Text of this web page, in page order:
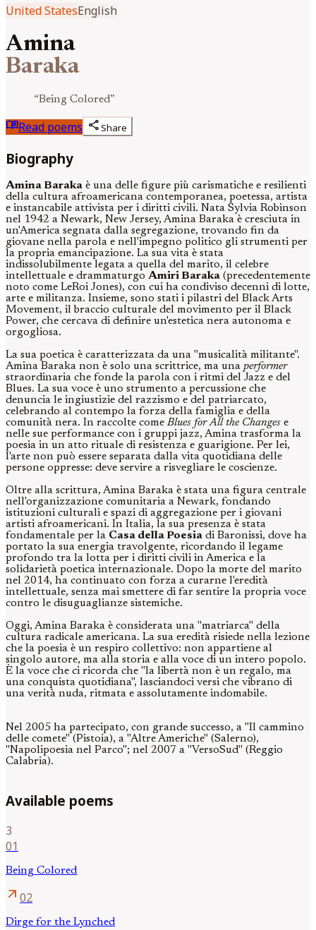
United StatesEnglish
Amina
Baraka
“Being Colored”
menu_bookRead poems shareShare
Biography
Amina Baraka è una delle figure più carismatiche e resilienti
della cultura afroamericana contemporanea, poetessa, artista
e instancabile attivista per i diritti civili. Nata Sylvia Robinson
nel 1942 a Newark, New Jersey, Amina Baraka è cresciuta in
un'America segnata dalla segregazione, trovando fin da
giovane nella parola e nell'impegno politico gli strumenti per
la propria emancipazione. La sua vita è stata
indissolubilmente legata a quella del marito, il celebre
intellettuale e drammaturgo Amiri Baraka (precedentemente
noto come LeRoi Jones), con cui ha condiviso decenni di lotte,
arte e militanza. Insieme, sono stati i pilastri del Black Arts
Movement, il braccio culturale del movimento per il Black
Power, che cercava di definire un'estetica nera autonoma e
orgogliosa.
La sua poetica è caratterizzata da una "musicalità militante".
Amina Baraka non è solo una scrittrice, ma una performer
straordinaria che fonde la parola con i ritmi del Jazz e del
Blues. La sua voce è uno strumento a percussione che
denuncia le ingiustizie del razzismo e del patriarcato,
celebrando al contempo la forza della famiglia e della
comunità nera. In raccolte comeBlues for All the Changes e
nelle sue performance con i gruppi jazz, Amina trasforma la
poesia in un atto rituale di resistenza e guarigione. Per lei,
l'arte non può essere separata dalla vita quotidiana delle
persone oppresse: deve servire a risvegliare le coscienze.
Oltre alla scrittura, Amina Baraka è stata una figura centrale
nell'organizzazione comunitaria a Newark, fondando
istituzioni culturali e spazi di aggregazione per i giovani
artisti afroamericani. In Italia, la sua presenza è stata
fondamentale per la Casa della Poesia di Baronissi, dove ha
portato la sua energia travolgente, ricordando il legame
profondo tra la lotta per i diritti civili in America e la
solidarietà poetica internazionale. Dopo la morte del marito
nel 2014, ha continuato con forza a curarne l'eredità
intellettuale, senza mai smettere di far sentire la propria voce
contro le disuguaglianze sistemiche.
Oggi, Amina Baraka è considerata una "matriarca" della
cultura radicale americana. La sua eredità risiede nella lezione
che la poesia è un respiro collettivo: non appartiene al
singolo autore, ma alla storia e alla voce di un intero popolo.
È la voce che ci ricorda che "la libertà non è un regalo, ma
una conquista quotidiana", lasciandoci versi che vibrano di
una verità nuda, ritmata e assolutamente indomabile.
Nel 2005 ha partecipato, con grande successo, a "Il cammino
delle comete" (Pistoia), a "Altre Americhe" (Salerno),
"Napolipoesia nel Parco"; nel 2007 a "VersoSud" (Reggio
Calabria).
Available poems
3
01
Being Colored
arrow_outward 02
Dirge for the Lynched